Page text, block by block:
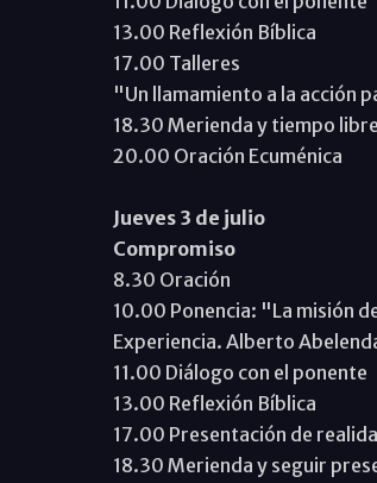
13.00 Reflexión Bíblica
17.00 Talleres
"Un llamamiento a la acción
18.30 Merienda y tiempo libre
20.00 Oración Ecuménica
Jueves 3 de julio
Compromiso
8.30 Oración
10.00 Ponencia: "La misión
Experiencia. Alberto
11.00 Diálogo con el ponente
13.00 Reflexión Bíblica
17.00 Presentación de
18.30 Merienda y seguir